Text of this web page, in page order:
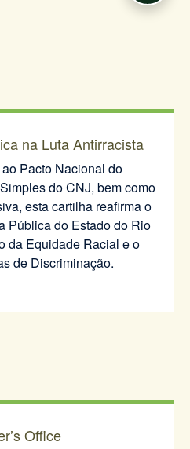
na Luta Antirracista
Pacto Nacional do
do CNJ, bem como
esta cartilha reafirma o
Pública do Estado do Rio
da Equidade Racial e o
de Discriminação.
Office